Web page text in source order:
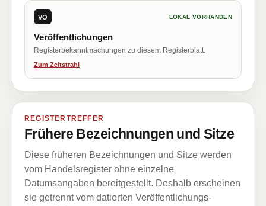
VÖ LOKAL VORHANDEN
Veröffentlichungen
Registerbekanntmachungen zu diesem Registerblatt.
Zum Zeitstrahl
REGISTERTREFFER
Frühere Bezeichnungen und Sitze
Diese früheren Bezeichnungen und Sitze werden
vom Handelsregister ohne einzelne
Datumsangaben bereitgestellt. Deshalb erscheinen
sie getrennt vom datierten Veröffentlichungs-